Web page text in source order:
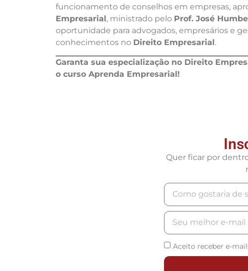
funcionamento de conselhos em empresas,
Empresarial, ministrado pelo Prof. José
oportunidade para advogados, empresários e
conhecimentos no Direito Empresarial.
Garanta sua especialização no Direito
o curso Aprenda Empresarial!
Quer ficar por
Aceito receber e-